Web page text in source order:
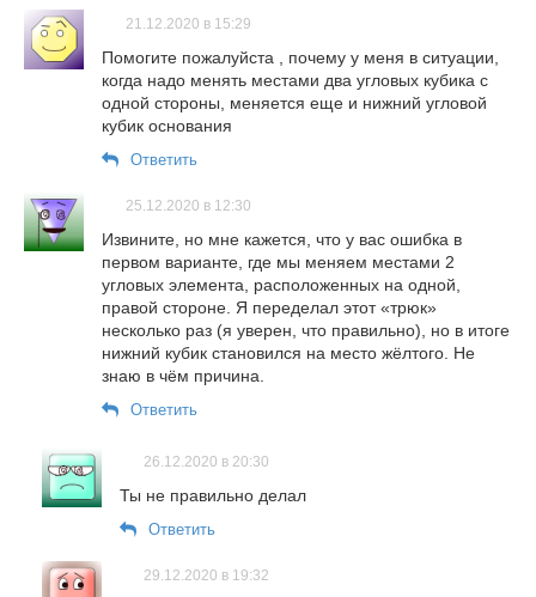
21.12.2020 в 15:29
Помогите пожалуйста , почему у меня в ситуации,
когда надо менять местами два угловых кубика с
одной стороны, меняется еще и нижний угловой
кубик основания
Ответить
25.12.2020 в 12:30
Извините, но мне кажется, что у вас ошибка в
первом варианте, где мы меняем местами 2
угловых элемента, расположенных на одной,
правой стороне. Я переделал этот «трюк»
несколько раз (я уверен, что правильно), но в итоге
нижний кубик становился на место жёлтого. Не
знаю в чём причина.
Ответить
26.12.2020 в 20:30
Ты не правильно делал
Ответить
29.12.2020 в 19:32